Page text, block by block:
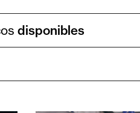
disponibles